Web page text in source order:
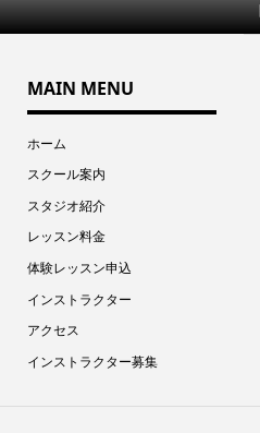
MAIN MENU
ホーム
スクール案内
スタジオ紹介
レッスン料金
体験レッスン申込
インストラクター
アクセス
インストラクター募集